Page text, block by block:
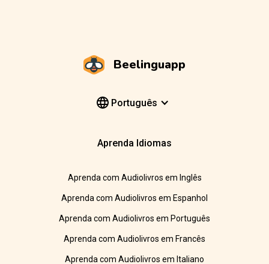
Beelinguapp
Português
Aprenda Idiomas
Aprenda com Audiolivros em Inglês
Aprenda com Audiolivros em Espanhol
Aprenda com Audiolivros em Português
Aprenda com Audiolivros em Francês
Aprenda com Audiolivros em Italiano